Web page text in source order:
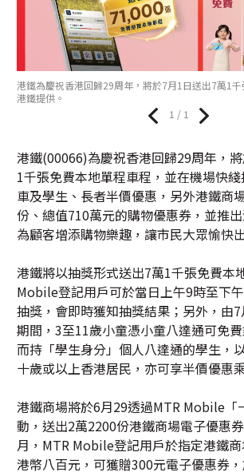
港鐵為慶祝香港回歸29周年，將於7月1日送出7萬1千
港鐵提供。
1 / 1
港鐵(00066)為慶祝香港回歸29周年，
1千張免費本地單程車程，並在機場快
車及學生、長者半價優惠，另外港鐵商
份、總值710萬元的購物優惠券，並推出
為顧客增添購物樂趣，讓市民大眾愉快
港鐵將以抽獎形式送出7萬1千張免費本
Mobile登記用戶可於當日上午9時至下
抽獎，會即時獲知抽獎結果；另外，由
期間，3至11歲小童憑小童八達通可免費
而持「學生身分」個人八達通的學生，
十歲或以上香港居民，亦可享半價優惠
港鐵商場將於6月29透過MTR Mobile「
動，送出2萬2200份港鐵商場電子優惠
月，MTR Mobile登記用戶於指定港鐵
港幣八百元，可獲贈300元電子優惠券